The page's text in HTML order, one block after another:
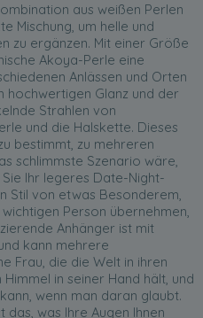
aus weißen Perlen
Mischung, um helle und
zu ergänzen. Mit einer Größe
Akoya-Perle eine
Anlässen und Orten
hochwertigen Glanz und der
Strahlen von
und die Halskette. Dieses
bestimmt, zu mehreren
schlimmste Szenario wäre,
Sie Ihr legeres Date-Night-
Stil von etwas Besonderem,
Person übernehmen,
Anhänger ist mit
kann mehrere
Frau, die die Welt in ihren
in seiner Hand hält, und
wenn man daran glaubt.
das, was Ihre Augen Ihnen